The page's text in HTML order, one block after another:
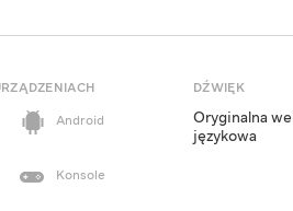
Android
Konsole
DŹWIĘK
Oryginalna
językowa